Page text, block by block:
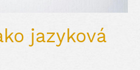
jazyková